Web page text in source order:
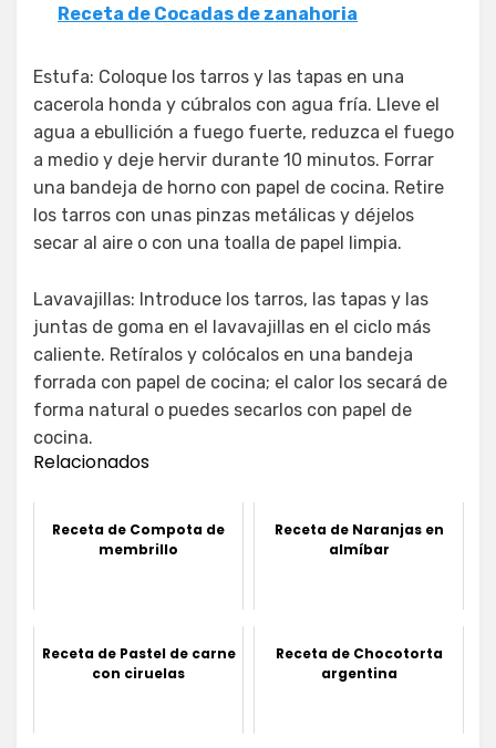
Receta de Cocadas de zanahoria
Estufa: Coloque los tarros y las tapas en una
cacerola honda y cúbralos con agua fría. Lleve el
agua a ebullición a fuego fuerte, reduzca el fuego
a medio y deje hervir durante 10 minutos. Forrar
una bandeja de horno con papel de cocina. Retire
los tarros con unas pinzas metálicas y déjelos
secar al aire o con una toalla de papel limpia.
Lavavajillas: Introduce los tarros, las tapas y las
juntas de goma en el lavavajillas en el ciclo más
caliente. Retíralos y colócalos en una bandeja
forrada con papel de cocina; el calor los secará de
forma natural o puedes secarlos con papel de
cocina.
Relacionados
Receta de Compota de
membrillo
Receta de Naranjas en
almíbar
Receta de Pastel de carne
con ciruelas
Receta de Chocotorta
argentina